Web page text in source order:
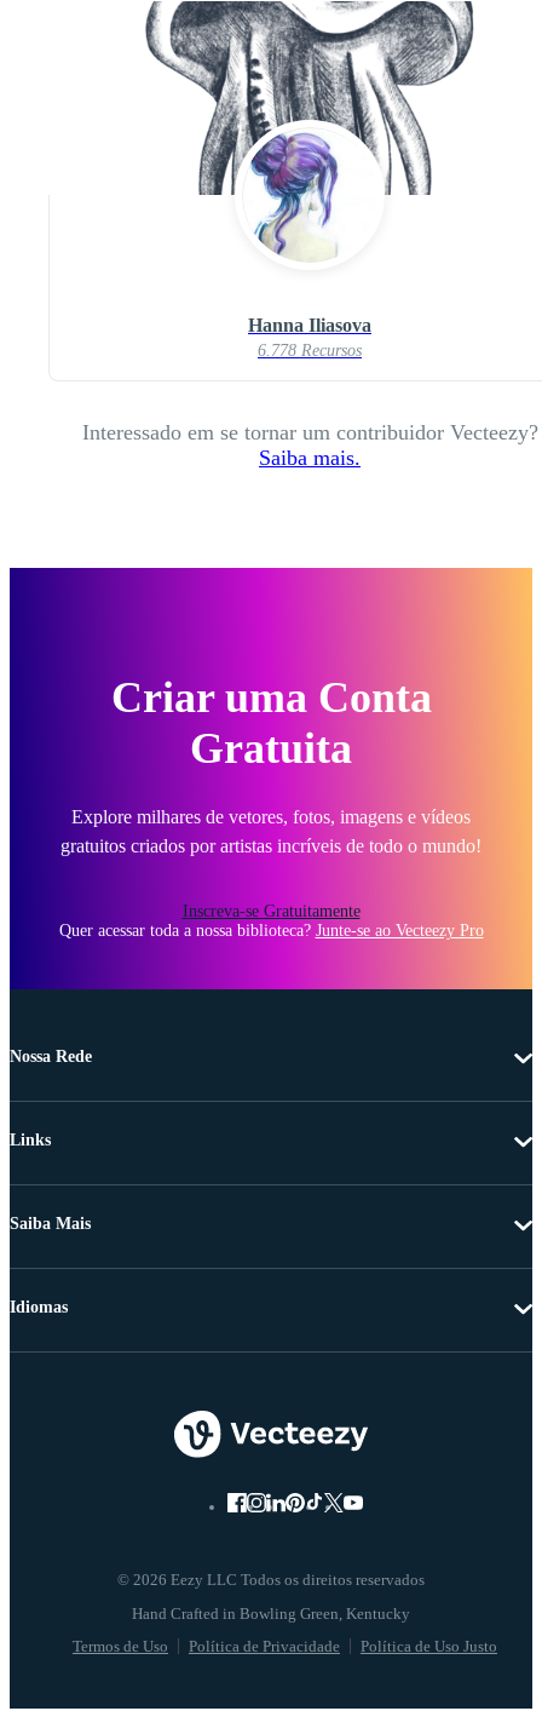
Hanna Iliasova
6.778 Recursos
Interessado em se tornar um contribuidor Vecteezy?
Saiba mais.
Criar uma Conta
Gratuita
Explore milhares de vetores, fotos, imagens e vídeos
gratuitos criados por artistas incríveis de todo o mundo!
Inscreva-se Gratuitamente
Quer acessar toda a nossa biblioteca? Junte-se ao Vecteezy Pro
Nossa Rede
Links
Saiba Mais
© 2026 Eezy LLC Todos os direitos reservados
Termos de Uso Política de Privacidade Política de Uso Justo
Idiomas